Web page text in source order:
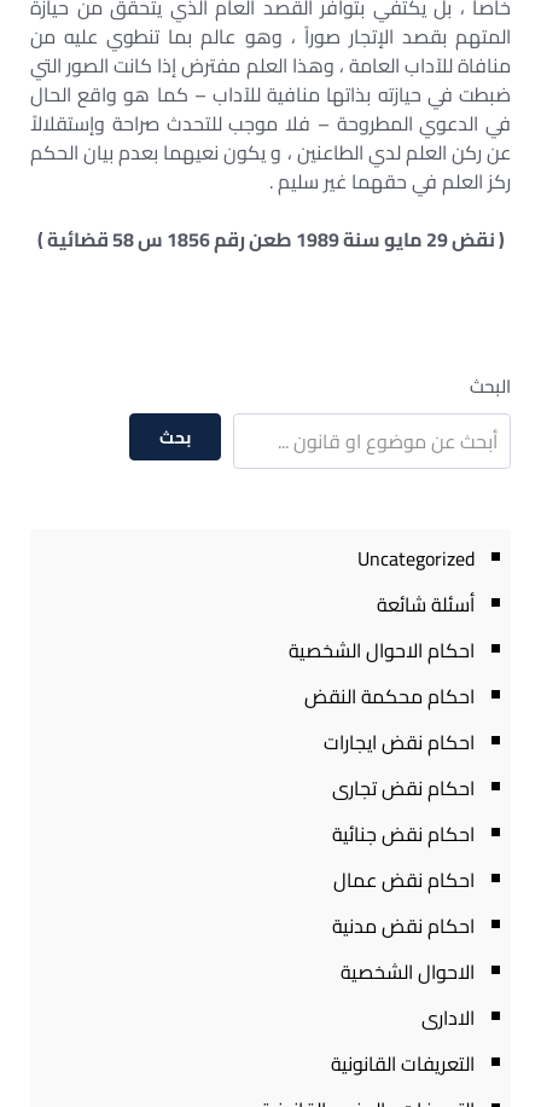
خاصاً ، بل يكتفي بتوافر القصد العام الذي يتحقق من حيازة
المتهم بقصد الإتجار صوراً ، وهو عالم بما تنطوي عليه من
منافاة للآداب العامة ، وهذا العلم مفترض إذا كانت الصور التي
ضبطت في حيازته بذاتها منافية للآداب – كما هو واقع الحال
في الدعوي المطروحة – فلا موجب للتحدث صراحة وإستقلالاً
عن ركن العلم لدي الطاعنين ، و يكون نعيهما بعدم بيان الحكم
ركز العلم في حقهما غير سليم .
( نقض 29 مايو سنة 1989 طعن رقم 1856 س 58 قضائية )
البحث
بحث
Uncategorized
أسئلة شائعة
احكام الاحوال الشخصية
احكام محكمة النقض
احكام نقض ايجارات
احكام نقض تجارى
احكام نقض جنائية
احكام نقض عمال
احكام نقض مدنية
الاحوال الشخصية
الادارى
التعريفات القانونية